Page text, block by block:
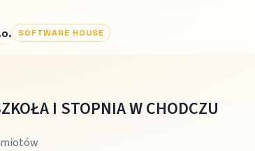
SOFTWARE HOUSE
I STOPNIA W CHODCZU